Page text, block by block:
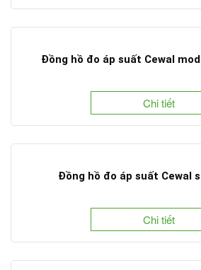
Đồng hồ đo áp suất Cewal
Chi tiết
Đồng hồ đo áp suất Cewal
Chi tiết